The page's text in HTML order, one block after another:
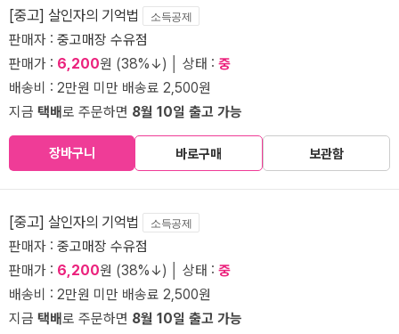
[중고] 살인자의 기억법 소득공제
판매자 : 중고매장 수유점
판매가 : 6,200원 (38%↓) │ 상태 : 중
배송비 : 2만원 미만 배송료 2,500원
지금 택배로 주문하면 8월 10일 출고 가능
장바구니 바로구매 보관함
[중고] 살인자의 기억법 소득공제
판매자 : 중고매장 수유점
판매가 : 6,200원 (38%↓) │ 상태 : 중
배송비 : 2만원 미만 배송료 2,500원
지금 택배로 주문하면 8월 10일 출고 가능